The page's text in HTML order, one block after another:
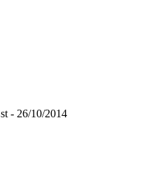
- 26/10/2014